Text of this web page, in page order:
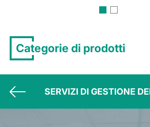
Categorie di prodotti
SERVIZI DI GESTIONE